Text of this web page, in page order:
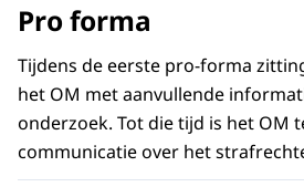
Pro forma
Tijdens de eerste pro-forma
het OM met aanvullende
onderzoek. Tot die tijd is het OM
communicatie over het